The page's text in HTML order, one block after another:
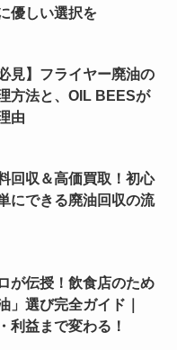
優しい選択を
見】フライヤー廃油の
方法と、OIL BEESが
由
回収＆高価買取！初心
にできる廃油回収の流
が伝授！飲食店のため
」選び完全ガイド｜
利益まで変わる！